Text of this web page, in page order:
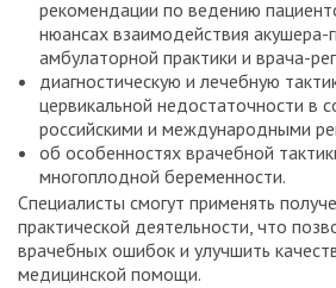
рекомендации по ведению
нюансах взаимодействия акушера-
амбулаторной практики и врача-
диагностическую и лечебную
цервикальной недостаточности в
российскими и международными
об особенностях врачебной
многоплодной беременности.
Специалисты смогут применять
практической деятельности, что
врачебных ошибок и улучшить
медицинской помощи.